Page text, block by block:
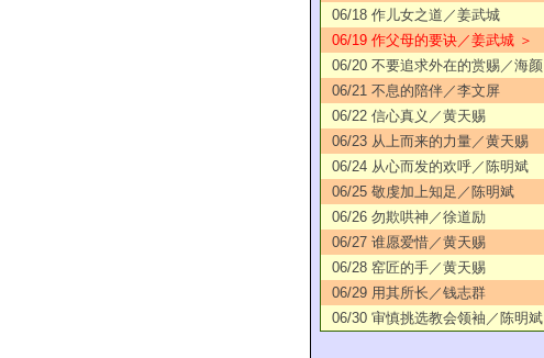
06/18 作儿女之道／姜武城
06/19 作父母的要诀／姜武城 ＞
06/20 不要追求外在的赏赐／海颜
06/21 不息的陪伴／李文屏
06/22 信心真义／黄天赐
06/23 从上而来的力量／黄天赐
06/24 从心而发的欢呼／陈明斌
06/25 敬虔加上知足／陈明斌
06/26 勿欺哄神／徐道励
06/27 谁愿爱惜／黄天赐
06/28 窑匠的手／黄天赐
06/29 用其所长／钱志群
06/30 审慎挑选教会领袖／陈明斌